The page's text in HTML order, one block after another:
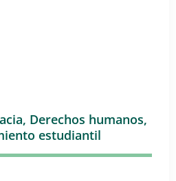
, Derechos humanos,
estudiantil